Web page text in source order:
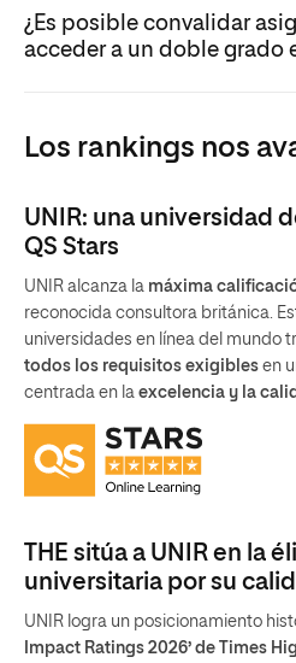
¿Es posible convalidar
acceder a un doble grado
Los rankings nos
UNIR: una universidad
QS Stars
UNIR alcanza la máxima
reconocida consultora británica.
universidades en línea del mundo
todos los requisitos exigibles en
centrada en la excelencia y la
THE sitúa a UNIR en la
universitaria por su
UNIR logra un posicionamiento
Impact Ratings 2026’ de Times